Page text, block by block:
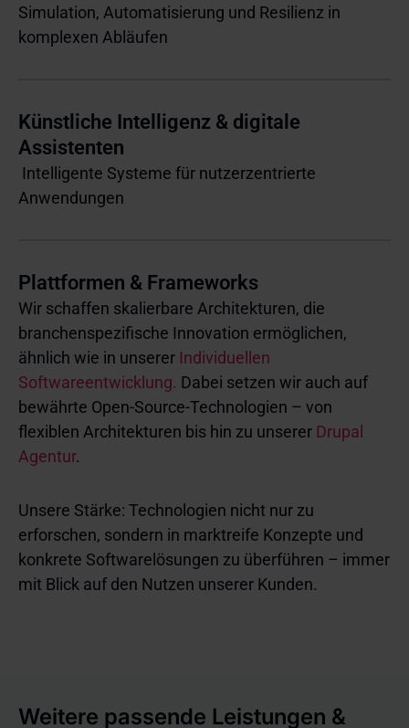
Simulation, Automatisierung und Resilienz in
komplexen Abläufen
Künstliche Intelligenz & digitale
Assistenten
Intelligente Systeme für nutzerzentrierte
Anwendungen
Plattformen & Frameworks
Wir schaffen skalierbare Architekturen, die
branchenspezifische Innovation ermöglichen,
ähnlich wie in unserer Individuellen
Softwareentwicklung. Dabei setzen wir auch auf
bewährte Open-Source-Technologien – von
flexiblen Architekturen bis hin zu unserer Drupal
Agentur.
Unsere Stärke: Technologien nicht nur zu
erforschen, sondern in marktreife Konzepte und
konkrete Softwarelösungen zu überführen – immer
mit Blick auf den Nutzen unserer Kunden.
Weitere passende Leistungen &